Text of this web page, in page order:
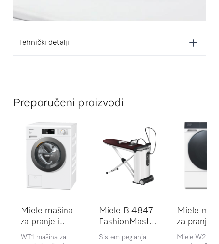
Tehnički detalji
Preporučeni proizvodi
Miele mašina
za pranje i
WT1 mašina za
Miele B 4847
FashionMaster
Sistem peglanja
Miele
za pranje
Miele W2